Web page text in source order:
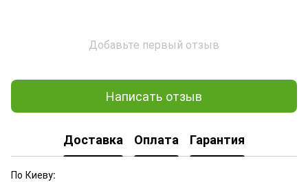
Добавьте первый отзыв
Написать отзыв
Доставка Оплата Гарантия
По Киеву: